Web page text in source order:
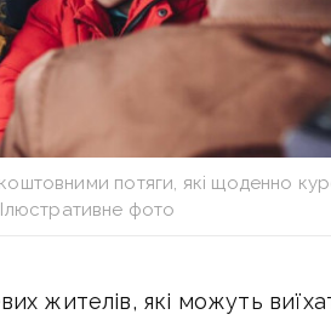
потяги, які щоденно
фото
жителів, які можуть